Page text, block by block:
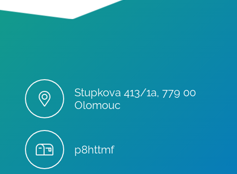
Stupkova 413/1a, 779 00
Olomouc
p8httmf